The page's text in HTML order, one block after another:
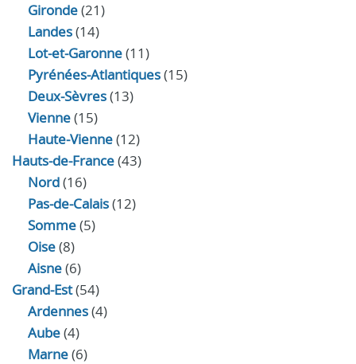
Gironde(21)
Landes(14)
Lot-et-Garonne(11)
Pyrénées-Atlantiques(15)
Deux-Sèvres(13)
Vienne(15)
Haute-Vienne(12)
Hauts-de-France(43)
Nord(16)
Pas-de-Calais(12)
Somme(5)
Oise(8)
Aisne(6)
Grand-Est(54)
Ardennes(4)
Aube(4)
Marne(6)